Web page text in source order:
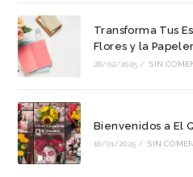
Transforma Tus
Flores y la
28/02/2025 / SIN
Bienvenidos a El
16/01/2025 / SIN